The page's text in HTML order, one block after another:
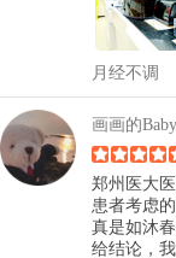
月经不调
画画的
郑州医大
患者考虑
真是如沐
给结论，